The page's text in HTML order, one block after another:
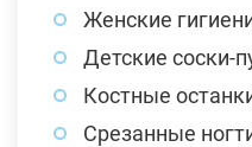
Женские
Детские соски-
Костные
Срезанные